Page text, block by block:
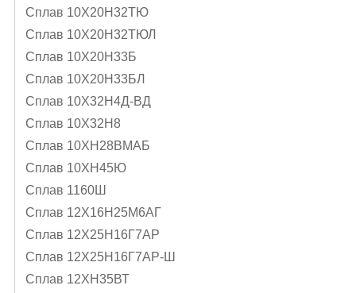
Сплав 10Х20Н32ТЮ
Сплав 10Х20Н32ТЮЛ
Сплав 10Х20Н33Б
Сплав 10Х20Н33БЛ
Сплав 10Х32Н4Д-ВД
Сплав 10Х32Н8
Сплав 10ХН28ВМАБ
Сплав 10ХН45Ю
Сплав 1160Ш
Сплав 12Х16Н25М6АГ
Сплав 12Х25Н16Г7АР
Сплав 12Х25Н16Г7АР-Ш
Сплав 12ХН35ВТ